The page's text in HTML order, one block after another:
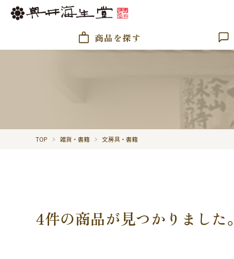
商品を探す
TOP 雑貨・書籍 文房具・書籍
4件の商品が見つかりました。